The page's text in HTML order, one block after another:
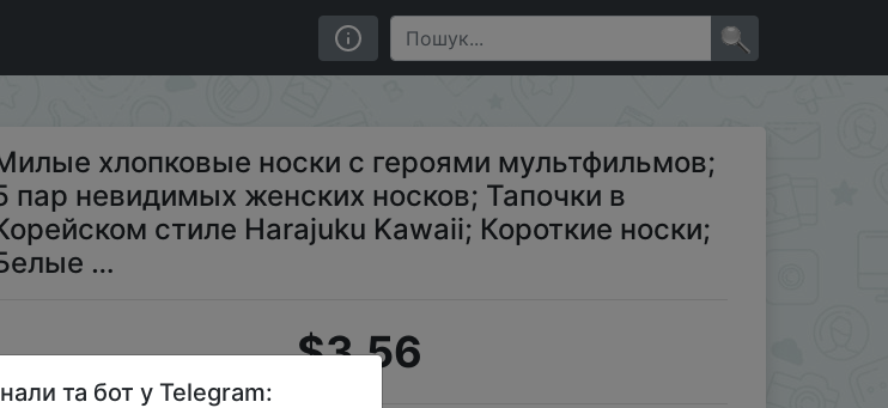
женских носков; Тапочки в Корейском стиле Harajuku Kawaii; Короткие носки; Белые …
хлопковые носки с героями мультфильмов;
пар невидимых женских носков; Тапочки в
стиле Harajuku Kawaii; Короткие носки;
…
$3.56
та бот у Telegram: